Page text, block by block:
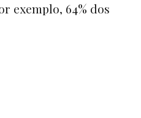
exemplo, 64% dos